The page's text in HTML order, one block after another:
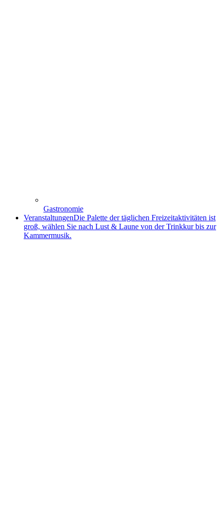
Gastronomie
VeranstaltungenDie Palette der täglichen Freizeitaktivitäten ist
groß, wählen Sie nach Lust & Laune von der Trinkkur bis zur
Kammermusik.